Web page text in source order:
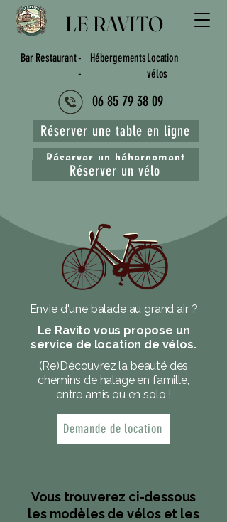
LE RAVITO
Bar Restaurant- Hébergements
-
Location
vélos
06 85 79 38 09
Réserver une table en ligne
Réserver un hébergement
Réserver un vélo
Envie d'une balade au grand air ?
Le Ravito vous propose un
service de location de vélos.
(Re)Découvrez la beauté des
chemins de halage en famille,
entre amis ou en solo !
Demande de location
Vous trouverez ci-dessous
les modèles de vélos et les